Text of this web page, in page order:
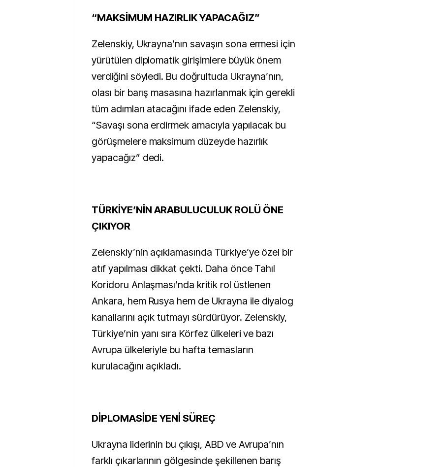
“MAKSİMUM HAZIRLIK YAPACAĞIZ”
Zelenskiy, Ukrayna’nın savaşın sona ermesi için
yürütülen diplomatik girişimlere büyük önem
verdiğini söyledi. Bu doğrultuda Ukrayna’nın,
olası bir barış masasına hazırlanmak için gerekli
tüm adımları atacağını ifade eden Zelenskiy,
“Savaşı sona erdirmek amacıyla yapılacak bu
görüşmelere maksimum düzeyde hazırlık
yapacağız” dedi.
TÜRKİYE’NİN ARABULUCULUK ROLÜ ÖNE
ÇIKIYOR
Zelenskiy’nin açıklamasında Türkiye’ye özel bir
atıf yapılması dikkat çekti. Daha önce Tahıl
Koridoru Anlaşması’nda kritik rol üstlenen
Ankara, hem Rusya hem de Ukrayna ile diyalog
kanallarını açık tutmayı sürdürüyor. Zelenskiy,
Türkiye’nin yanı sıra Körfez ülkeleri ve bazı
Avrupa ülkeleriyle bu hafta temasların
kurulacağını açıkladı.
DİPLOMASİDE YENİ SÜREÇ
Ukrayna liderinin bu çıkışı, ABD ve Avrupa’nın
farklı çıkarlarının gölgesinde şekillenen barış